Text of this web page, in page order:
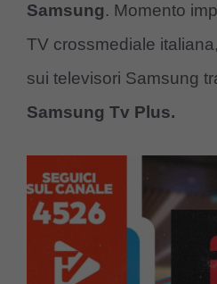
Samsung. Momento
TV crossmediale
sui televisori Samsung
Samsung Tv Plus.